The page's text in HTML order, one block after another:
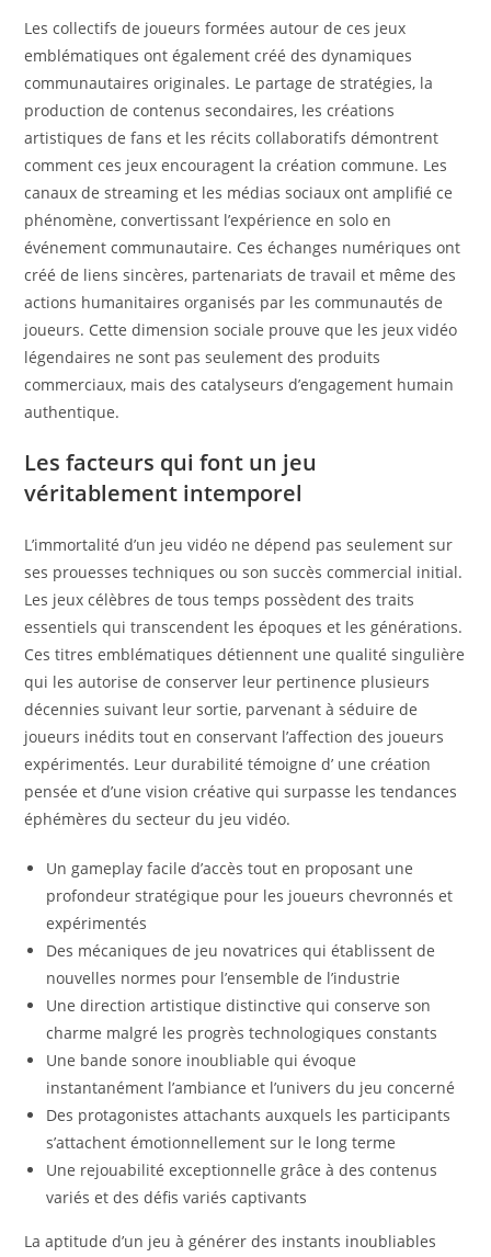
Les collectifs de joueurs formées autour de ces jeux
emblématiques ont également créé des dynamiques
communautaires originales. Le partage de stratégies, la
production de contenus secondaires, les créations
artistiques de fans et les récits collaboratifs démontrent
comment ces jeux encouragent la création commune. Les
canaux de streaming et les médias sociaux ont amplifié ce
phénomène, convertissant l’expérience en solo en
événement communautaire. Ces échanges numériques ont
créé de liens sincères, partenariats de travail et même des
actions humanitaires organisés par les communautés de
joueurs. Cette dimension sociale prouve que les jeux vidéo
légendaires ne sont pas seulement des produits
commerciaux, mais des catalyseurs d’engagement humain
authentique.
Les facteurs qui font un jeu
véritablement intemporel
L’immortalité d’un jeu vidéo ne dépend pas seulement sur
ses prouesses techniques ou son succès commercial initial.
Les jeux célèbres de tous temps possèdent des traits
essentiels qui transcendent les époques et les générations.
Ces titres emblématiques détiennent une qualité singulière
qui les autorise de conserver leur pertinence plusieurs
décennies suivant leur sortie, parvenant à séduire de
joueurs inédits tout en conservant l’affection des joueurs
expérimentés. Leur durabilité témoigne d’ une création
pensée et d’une vision créative qui surpasse les tendances
éphémères du secteur du jeu vidéo.
Un gameplay facile d’accès tout en proposant une
profondeur stratégique pour les joueurs chevronnés et
expérimentés
Des mécaniques de jeu novatrices qui établissent de
nouvelles normes pour l’ensemble de l’industrie
Une direction artistique distinctive qui conserve son
charme malgré les progrès technologiques constants
Une bande sonore inoubliable qui évoque
instantanément l’ambiance et l’univers du jeu concerné
Des protagonistes attachants auxquels les participants
s’attachent émotionnellement sur le long terme
Une rejouabilité exceptionnelle grâce à des contenus
variés et des défis variés captivants
La aptitude d’un jeu à générer des instants inoubliables